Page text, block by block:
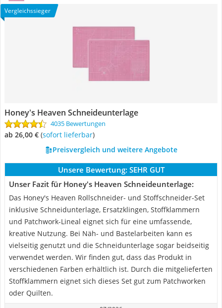
Vergleichssieger
Honey's Heaven Schneideunterlage
4035 Bewertungen
ab 26,00 € ( Sofort lieferbar)
Preisvergleich und weitere Angebote
Unsere Bewertung: SEHR GUT
Unser Fazit für Honey's Heaven Schneideunterlage:
Das Honey's Heaven Rollschneider- und Stoffschneider-Set
inklusive Schneidunterlage, Ersatzklingen, Stoffklammern
und Patchwork-Lineal eignet sich für eine umfassende,
kreative Nutzung. Bei Näh- und Bastelarbeiten kann es
vielseitig genutzt und die Schneidunterlage sogar beidseitig
verwendet werden. Wir finden gut, dass das Produkt in
verschiedenen Farben erhältlich ist. Durch die mitgelieferten
Stoffklammern eignet sich dieses Set gut zum Patchworken
oder Quilten.